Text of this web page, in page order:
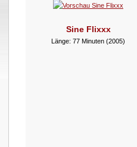
Sine Flixxx
Länge: 77 Minuten (2005)